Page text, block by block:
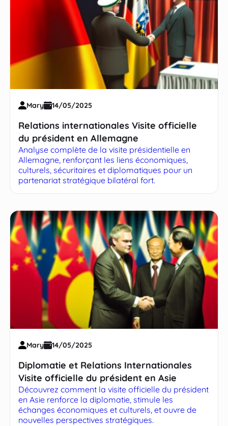
Mary 14/05/2025
Relations internationales Visite officielle
du président en Allemagne
Analyse complète de la visite présidentielle en
Allemagne, renforçant les liens économiques,
culturels, sécuritaires et diplomatiques pour un
partenariat stratégique bilatéral fort.
Mary 14/05/2025
Diplomatie et Relations Internationales
Visite officielle du président en Asie
Découvrez comment la visite officielle du président
en Asie renforce la diplomatie, stimule les
échanges économiques et culturels, et ouvre de
nouvelles perspectives stratégiques.